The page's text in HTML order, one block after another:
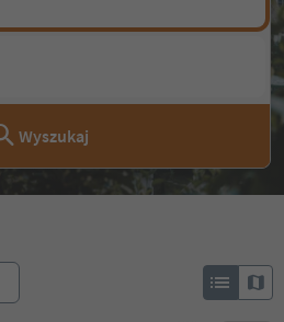
Wyszukaj